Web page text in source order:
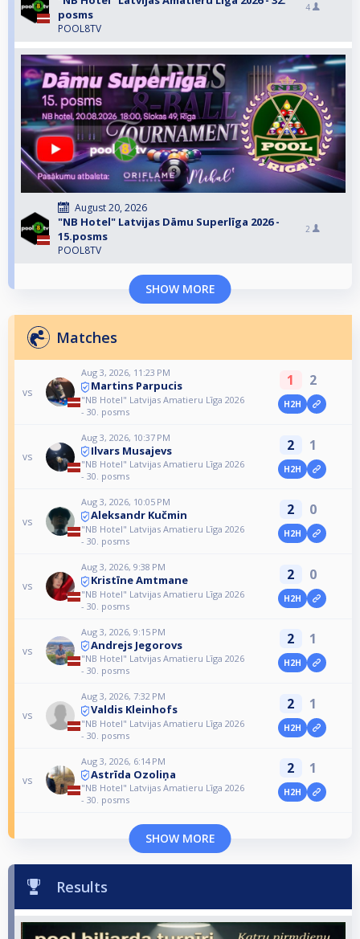
posms
POOL8TV
4
August 20, 2026
"NB Hotel" Latvijas Dāmu Superlīga 2026 -
15.posms
POOL8TV
2
SHOW MORE
Matches
vs
Aug 3, 2026, 11:23 PM
Martins Parpucis
"NB Hotel" Latvijas Amatieru Līga 2026
- 30. posms
1 2
H2H
vs
Aug 3, 2026, 10:37 PM
Ilvars Musajevs
"NB Hotel" Latvijas Amatieru Līga 2026
- 30. posms
2 1
H2H
vs
Aug 3, 2026, 10:05 PM
Aleksandr Kučmin
"NB Hotel" Latvijas Amatieru Līga 2026
- 30. posms
2 0
H2H
vs
Aug 3, 2026, 9:38 PM
Kristīne Amtmane
"NB Hotel" Latvijas Amatieru Līga 2026
- 30. posms
2 0
H2H
vs
Aug 3, 2026, 9:15 PM
Andrejs Jegorovs
"NB Hotel" Latvijas Amatieru Līga 2026
- 30. posms
2 1
H2H
vs
Aug 3, 2026, 7:32 PM
Valdis Kleinhofs
"NB Hotel" Latvijas Amatieru Līga 2026
- 30. posms
2 1
H2H
vs
Aug 3, 2026, 6:14 PM
Astrīda Ozoliņa
"NB Hotel" Latvijas Amatieru Līga 2026
- 30. posms
2 1
H2H
SHOW MORE
Results